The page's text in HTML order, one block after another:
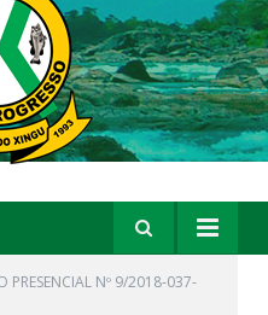
PRESENCIAL Nº 9/2018-037-